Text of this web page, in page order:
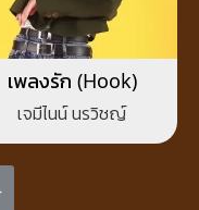
เพลงรัก (Hook)
เจมีไนน์ นรวิชญ์